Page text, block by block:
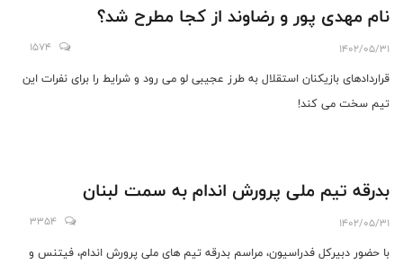
نام مهدی پور و رضاوند از کجا مطرح شد؟
1402/05/31
1574
قراردادهای بازیکنان استقلال به طرز عجیبی لو می رود و شرایط را برای نفرات این
تیم سخت می کند!
بدرقه تیم ملی پرورش اندام به سمت لبنان
1402/05/31
3354
با حضور دبیرکل فدراسیون، مراسم بدرقه تیم های ملی پرورش اندام، فیتنس و